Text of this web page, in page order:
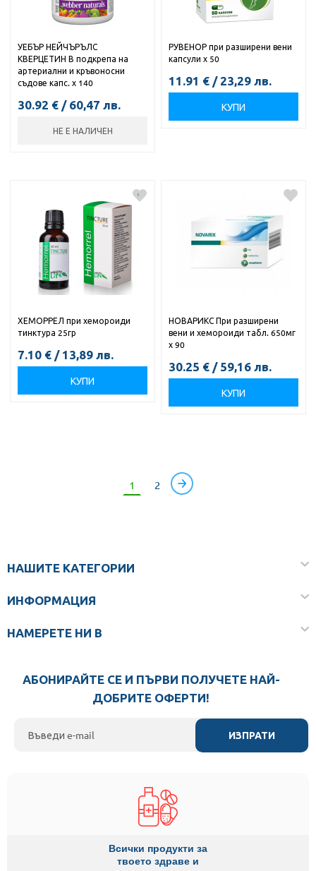
УЕБЪР НЕЙЧЪРЪЛС
КВЕРЦЕТИН В подкрепа на
артериални и кръвоносни
съдове капс. х 140
30.92 € / 60,47 лв.
НЕ Е НАЛИЧЕН
РУВЕНОР при разширени вени
капсули х 50
11.91 € / 23,29 лв.
КУПИ
ХЕМОРРЕЛ при хемороиди
тинктура 25гр
7.10 € / 13,89 лв.
КУПИ
НОВАРИКС При разширени
вени и хемороиди табл. 650мг
х 90
30.25 € / 59,16 лв.
КУПИ
1 2
НАШИТЕ КАТЕГОРИИ
ИНФОРМАЦИЯ
НАМЕРЕТЕ НИ В
АБОНИРАЙТЕ СЕ И ПЪРВИ ПОЛУЧЕТЕ НАЙ-
ДОБРИТЕ ОФЕРТИ!
ИЗПРАТИ
Всички продукти за
твоето здраве и